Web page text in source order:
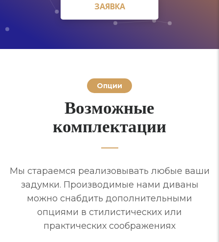
ЗАЯВКА
ЗАЯВКА
Опции
Возможные
комплектации
Мы стараемся реализовывать любые ваши
задумки. Производимые нами диваны
можно снабдить дополнительными
опциями в стилистических или
практических соображениях